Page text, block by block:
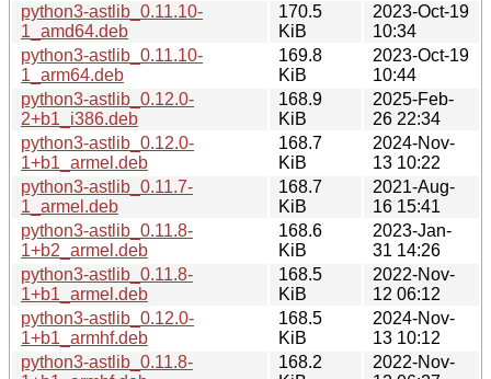
python3-astlib_0.11.10-
1_amd64.deb
170.5
KiB
2023-Oct-19
10:34
python3-astlib_0.11.10-
1_arm64.deb
169.8
KiB
2023-Oct-19
10:44
python3-astlib_0.12.0-
2+b1_i386.deb
168.9
KiB
2025-Feb-
26 22:34
python3-astlib_0.12.0-
1+b1_armel.deb
168.7
KiB
2024-Nov-
13 10:22
python3-astlib_0.11.7-
1_armel.deb
168.7
KiB
2021-Aug-
16 15:41
python3-astlib_0.11.8-
1+b2_armel.deb
168.6
KiB
2023-Jan-
31 14:26
python3-astlib_0.11.8-
1+b1_armel.deb
168.5
KiB
2022-Nov-
12 06:12
python3-astlib_0.12.0-
1+b1_armhf.deb
168.5
KiB
2024-Nov-
13 10:12
python3-astlib_0.11.8-
168.2
2022-Nov-